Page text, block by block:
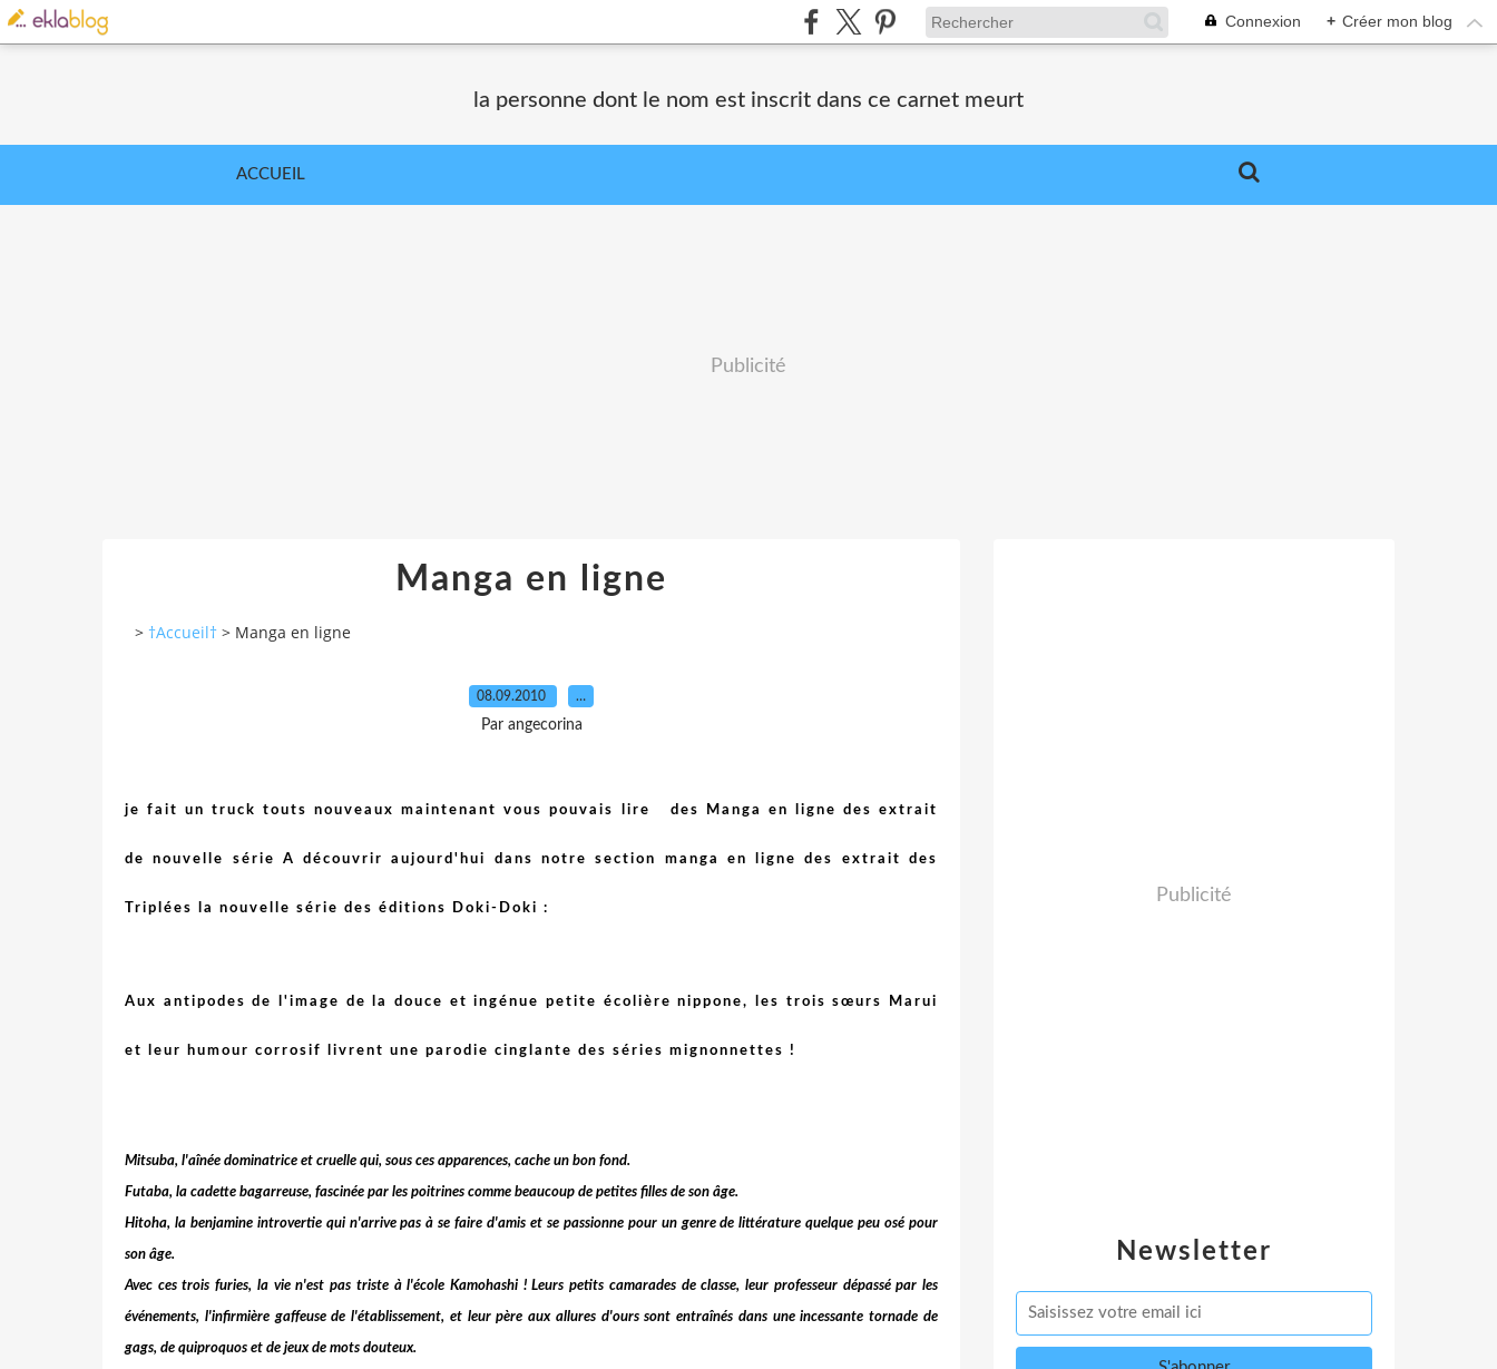
Connexion + Créer mon blog
la personne dont le nom est inscrit dans ce carnet meurt
ACCUEIL
Publicité
Manga en ligne
> †Accueil† > Manga en ligne
08.09.2010 …
Par angecorina
je fait un truck touts nouveaux maintenant vous pouvais lire des Manga en ligne des extrait
de nouvelle série A découvrir aujourd'hui dans notre section manga en ligne des extrait des
Triplées la nouvelle série des éditions Doki-Doki :
Aux antipodes de l'image de la douce et ingénue petite écolière nippone, les trois sœurs Marui
et leur humour corrosif livrent une parodie cinglante des séries mignonnettes !
Mitsuba, l'aînée dominatrice et cruelle qui, sous ces apparences, cache un bon fond.
Futaba, la cadette bagarreuse, fascinée par les poitrines comme beaucoup de petites filles de son âge.
Hitoha, la benjamine introvertie qui n'arrive pas à se faire d'amis et se passionne pour un genre de littérature quelque peu osé pour
son âge.
Avec ces trois furies, la vie n'est pas triste à l'école Kamohashi ! Leurs petits camarades de classe, leur professeur dépassé par les
événements, l'infirmière gaffeuse de l'établissement, et leur père aux allures d'ours sont entraînés dans une incessante tornade de
gags, de quiproquos et de jeux de mots douteux.
Newsletter
Publicité